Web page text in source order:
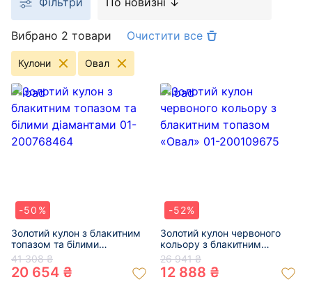
Вибрано 2 товари Очистити все
Кулони Овал
-50%
Золотий кулон з блакитним
топазом та білими
діамантами 01-200768464
41 308 ₴
20 654 ₴
-52%
Золотий кулон червоного
кольору з блакитним
топазом «Овал» 01-
200109675
26 941 ₴
12 888 ₴